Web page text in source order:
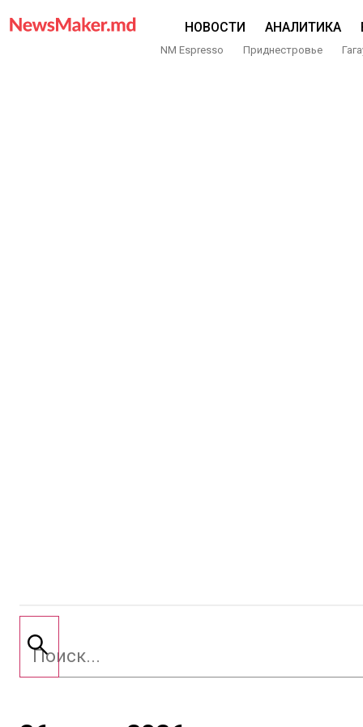
НОВОСТИ АНАЛИТИКА
NM Espresso Приднестровье